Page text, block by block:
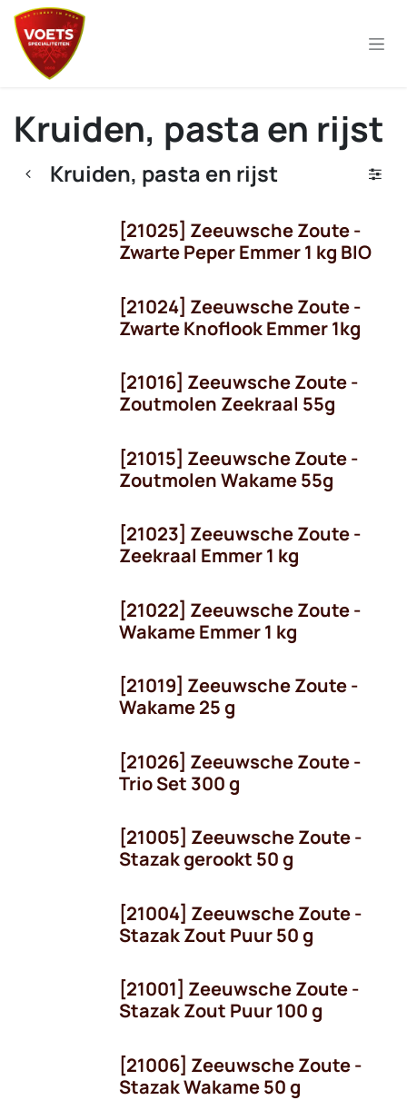
Overslaan naar inhoud
Kruiden, pasta en rijst
Kruiden, pasta en rijst
[21025] Zeeuwsche Zoute -
Zwarte Peper Emmer 1 kg BIO
[21024] Zeeuwsche Zoute -
Zwarte Knoflook Emmer 1kg
[21016] Zeeuwsche Zoute -
Zoutmolen Zeekraal 55g
[21015] Zeeuwsche Zoute -
Zoutmolen Wakame 55g
[21023] Zeeuwsche Zoute -
Zeekraal Emmer 1 kg
[21022] Zeeuwsche Zoute -
Wakame Emmer 1 kg
[21019] Zeeuwsche Zoute -
Wakame 25 g
[21026] Zeeuwsche Zoute -
Trio Set 300 g
[21005] Zeeuwsche Zoute -
Stazak gerookt 50 g
[21004] Zeeuwsche Zoute -
Stazak Zout Puur 50 g
[21001] Zeeuwsche Zoute -
Stazak Zout Puur 100 g
[21006] Zeeuwsche Zoute -
Stazak Wakame 50 g